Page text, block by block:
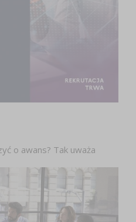
o awans? Tak uważa